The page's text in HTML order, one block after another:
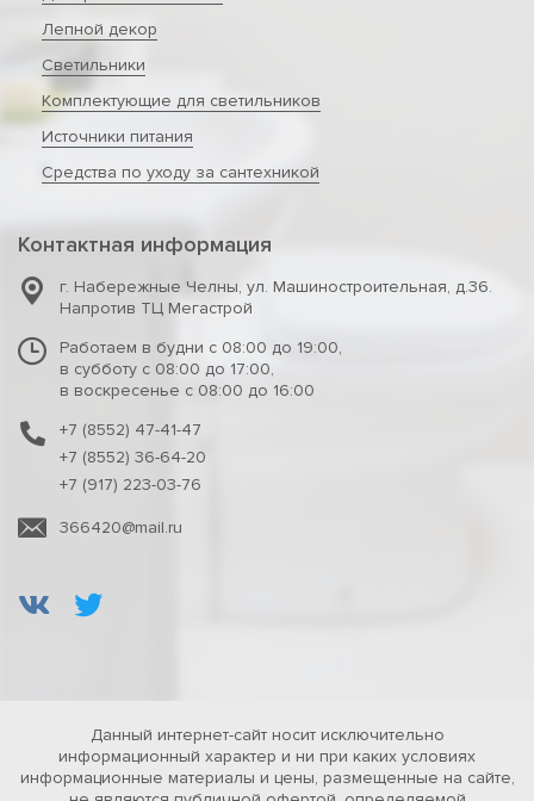
Лепной декор
Светильники
Комплектующие для светильников
Источники питания
Средства по уходу за сантехникой
Контактная информация
г. Набережные Челны, ул. Машиностроительная, д.36.
Напротив ТЦ Мегастрой
Работаем в будни с 08:00 до 19:00,
в субботу с 08:00 до 17:00,
в воскресенье с 08:00 до 16:00
+7 (8552) 47-41-47
+7 (8552) 36-64-20
+7 (917) 223-03-76
366420@mail.ru
Данный интернет-сайт носит исключительно
информационный характер и ни при каких условиях
информационные материалы и цены, размещенные на сайте,